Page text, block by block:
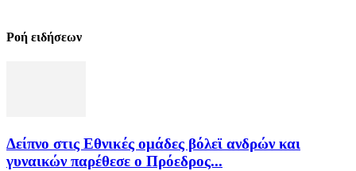
Ροή ειδήσεων
Δείπνο στις Εθνικές ομάδες βόλεϊ ανδρών και
γυναικών παρέθεσε ο Πρόεδρος...